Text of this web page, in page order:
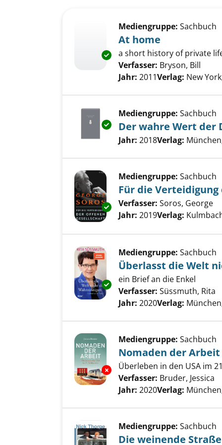
Exemplar-Details von At home
Mediengruppe: Sachbuch
At home
a short history of private
Verfasser: Bryson, Bill
Jahr: 2011Verlag: New
Exemplar-Details von Der
Mediengruppe: Sachbuch
Der wahre Wert der
Suche nach diesem
Jahr: 2018Verlag:
Exemplar-Details von Für die
Mediengruppe: Sachbuch
Für die
Verfasser: Soros, George
Jahr: 2019Verlag:
Exemplar-Details von
Mediengruppe: Sachbuch
Überlasst die Welt
ein Brief an die Enkel
Verfasser: Süssmuth, Rita
Jahr: 2020Verlag:
Exemplar-Details von
Mediengruppe: Sachbuch
Nomaden der Arbeit
Überleben in den USA im
Verfasser: Bruder, Jessica
Jahr: 2020Verlag:
Mediengruppe: Sachbuch
Die weinende